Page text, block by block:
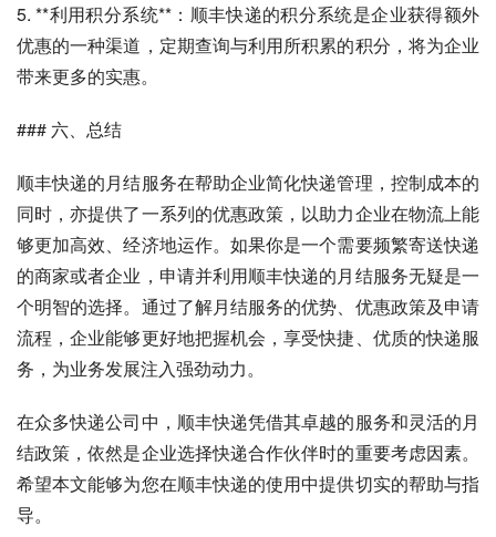
5. **利用积分系统**：顺丰快递的积分系统是企业获得额外
优惠的一种渠道，定期查询与利用所积累的积分，将为企业
带来更多的实惠。
### 六、总结
顺丰快递的月结服务在帮助企业简化快递管理，控制成本的
同时，亦提供了一系列的优惠政策，以助力企业在物流上能
够更加高效、经济地运作。如果你是一个需要频繁寄送快递
的商家或者企业，申请并利用顺丰快递的月结服务无疑是一
个明智的选择。通过了解月结服务的优势、优惠政策及申请
流程，企业能够更好地把握机会，享受快捷、优质的快递服
务，为业务发展注入强劲动力。
在众多快递公司中，顺丰快递凭借其卓越的服务和灵活的月
结政策，依然是企业选择快递合作伙伴时的重要考虑因素。
希望本文能够为您在顺丰快递的使用中提供切实的帮助与指
导。